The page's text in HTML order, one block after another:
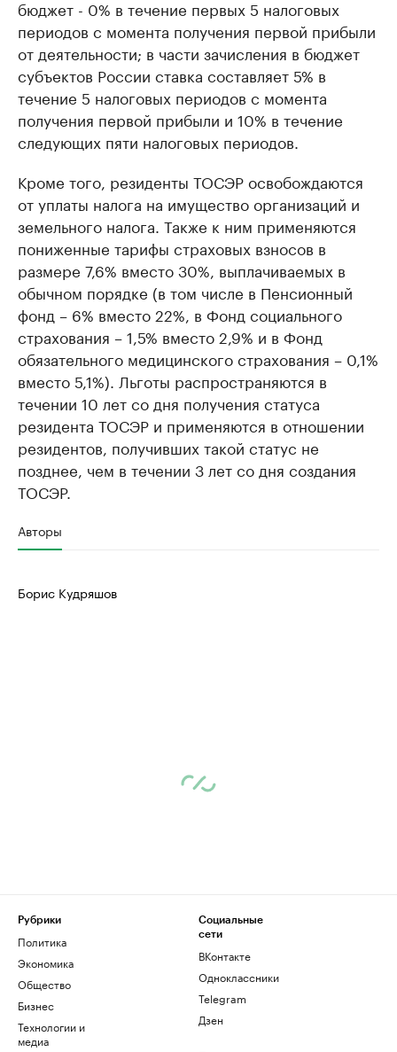
бюджет - 0% в течение первых 5 налоговых
периодов с момента получения первой прибыли
от деятельности; в части зачисления в бюджет
субъектов России ставка составляет 5% в
течение 5 налоговых периодов с момента
получения первой прибыли и 10% в течение
следующих пяти налоговых периодов.
Кроме того, резиденты ТОСЭР освобождаются
от уплаты налога на имущество организаций и
земельного налога. Также к ним применяются
пониженные тарифы страховых взносов в
размере 7,6% вместо 30%, выплачиваемых в
обычном порядке (в том числе в Пенсионный
фонд – 6% вместо 22%, в Фонд социального
страхования – 1,5% вместо 2,9% и в Фонд
обязательного медицинского страхования – 0,1%
вместо 5,1%). Льготы распространяются в
течении 10 лет со дня получения статуса
резидента ТОСЭР и применяются в отношении
резидентов, получивших такой статус не
позднее, чем в течении 3 лет со дня создания
ТОСЭР.
Авторы
Борис Кудряшов
Рубрики
Политика
Экономика
Общество
Бизнес
Технологии и
медиа
Социальные
сети
ВКонтакте
Одноклассники
Telegram
Дзен